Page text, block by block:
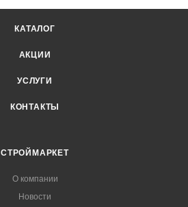
КАТАЛОГ
АКЦИИ
УСЛУГИ
КОНТАКТЫ
СТРОЙМАРКЕТ
О компании
Новости